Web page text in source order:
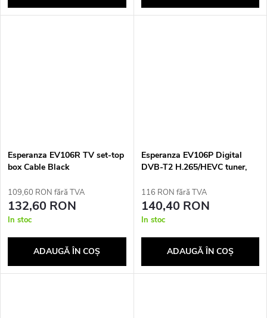
Esperanza EV106R TV set-top
box Cable Black
109,60 RON fără TVA
132,60 RON
In stoc
ADAUGĂ ÎN COŞ
Esperanza EV106P Digital
DVB-T2 H.265/HEVC tuner,
116 RON fără TVA
140,40 RON
In stoc
ADAUGĂ ÎN COŞ